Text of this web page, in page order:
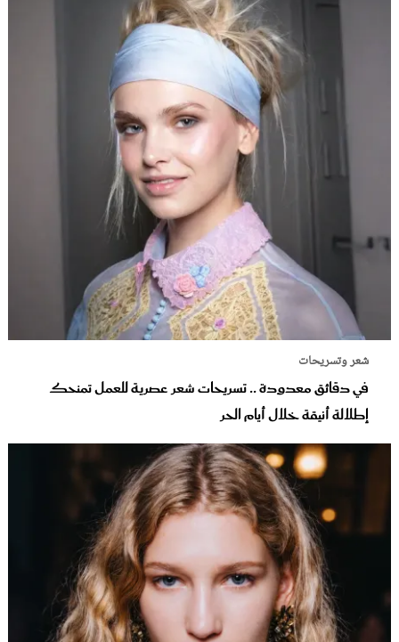
شعر وتسريحات
في دقائق معدودة .. تسريحات شعر عصرية للعمل تمنحك
إطلالة أنيقة خلال أيام الحر